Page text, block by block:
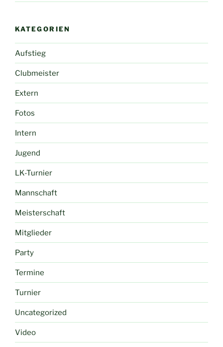
KATEGORIEN
Aufstieg
Clubmeister
Extern
Fotos
Intern
Jugend
LK-Turnier
Mannschaft
Meisterschaft
Mitglieder
Party
Termine
Turnier
Uncategorized
Video